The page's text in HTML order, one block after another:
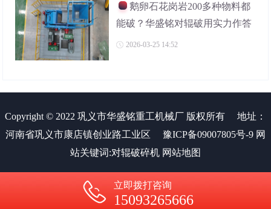
鹅卵石花岗岩200多种物料都
能破？华盛铭对辊破用实力作答
2026-03-25 14:52
Copyright © 2022 巩义市华盛铭重工机械厂 版权所有
地址：
河南省巩义市康店镇创业路工业区
豫ICP备09007805号-9 网
站关键词:对辊破碎机 网站地图
立即拨打咨询
15093265666